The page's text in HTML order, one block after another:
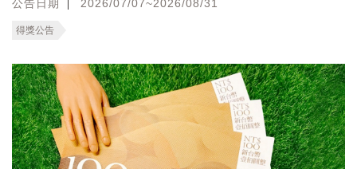
公告日期 2026/07/07~2026/08/31
得獎公告